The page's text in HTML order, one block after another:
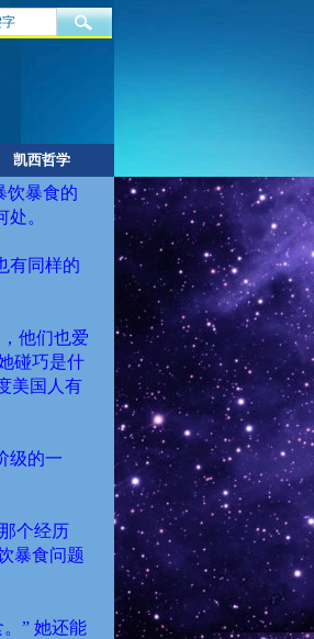
凯西哲学
饮暴食的
。
有同样的
他们也爱
碰巧是什
美国人有
级的一
个经历
暴食问题
” 她还能